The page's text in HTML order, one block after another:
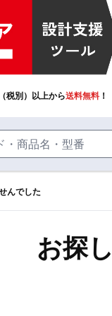
器
税別）以上から送料無料
んでした
お探